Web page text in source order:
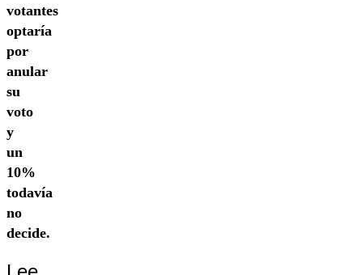
votantes
optaría
por
anular
su
voto
y
un
10%
todavía
no
decide.